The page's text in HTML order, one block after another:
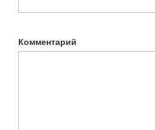
Комментарий